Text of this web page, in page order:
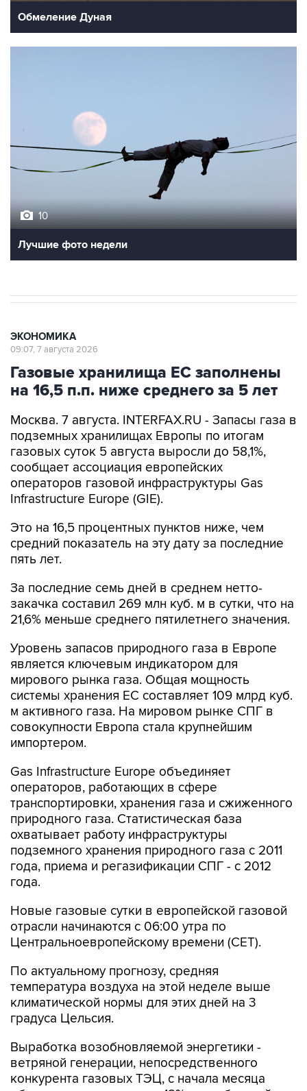
Обмеление Дуная
10
Лучшие фото недели
ЭКОНОМИКА
09:07, 7 августа 2026
Газовые хранилища ЕС заполнены
на 16,5 п.п. ниже среднего за 5 лет
Москва. 7 августа. INTERFAX.RU - Запасы газа в
подземных хранилищах Европы по итогам
газовых суток 5 августа выросли до 58,1%,
сообщает ассоциация европейских
операторов газовой инфраструктуры Gas
Infrastructure Europe (GIE).
Это на 16,5 процентных пунктов ниже, чем
средний показатель на эту дату за последние
пять лет.
За последние семь дней в среднем нетто-
закачка составил 269 млн куб. м в сутки, что на
21,6% меньше среднего пятилетнего значения.
Уровень запасов природного газа в Европе
является ключевым индикатором для
мирового рынка газа. Общая мощность
системы хранения ЕС составляет 109 млрд куб.
м активного газа. На мировом рынке СПГ в
совокупности Европа стала крупнейшим
импортером.
Gas Infrastructure Europe объединяет
операторов, работающих в сфере
транспортировки, хранения газа и сжиженного
природного газа. Статистическая база
охватывает работу инфраструктуры
подземного хранения природного газа с 2011
года, приема и регазификации СПГ - с 2012
года.
Новые газовые сутки в европейской газовой
отрасли начинаются c 06:00 утра по
Центральноевропейскому времени (CET).
По актуальному прогнозу, средняя
температура воздуха на этой неделе выше
климатической нормы для этих дней на 3
градуса Цельсия.
Выработка возобновляемой энергетики -
ветряной генерации, непосредственного
конкурента газовых ТЭЦ, с начала месяца